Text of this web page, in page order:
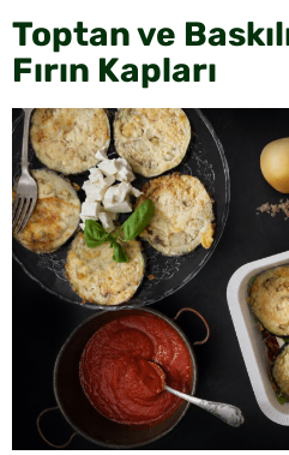
Toptan ve
Fırın Kapları